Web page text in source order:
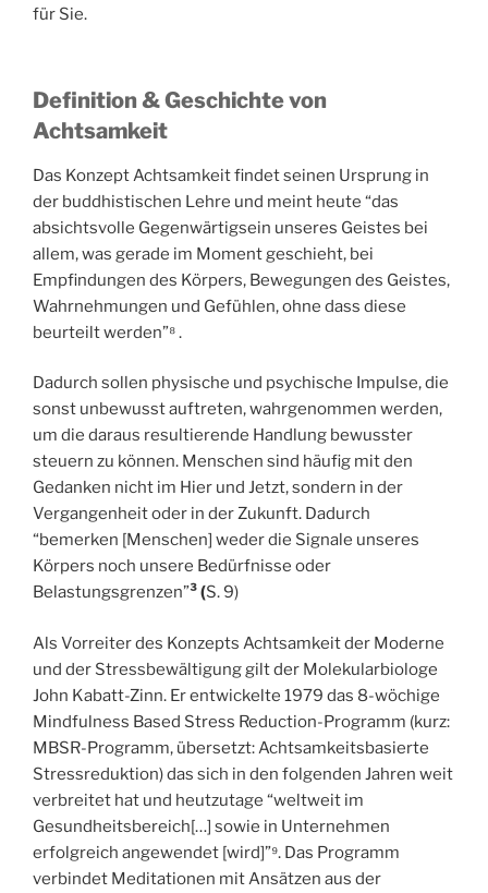
für Sie.
Definition & Geschichtevon
Achtsamkeit
Das Konzept Achtsamkeit findet seinen Ursprung in
der buddhistischen Lehre und meint heute “das
absichtsvolle Gegenwärtigsein unseres Geistes bei
allem, was gerade im Moment geschieht, bei
Empfindungen des Körpers, Bewegungen des Geistes,
Wahrnehmungen und Gefühlen, ohne dass diese
beurteilt werden”⁸ .
Dadurch sollen physische und psychische Impulse, die
sonst unbewusst auftreten, wahrgenommen werden,
um die daraus resultierende Handlung bewusster
steuern zu können. Menschen sind häufig mit den
Gedanken nicht im Hier und Jetzt, sondern in der
Vergangenheit oder in der Zukunft. Dadurch
“bemerken [Menschen] weder die Signale unseres
Körpers noch unsere Bedürfnisse oder
Belastungsgrenzen”³ (S. 9)
Als Vorreiter des Konzepts Achtsamkeit der Moderne
und der Stressbewältigung gilt der Molekularbiologe
John Kabatt-Zinn. Er entwickelte 1979 das 8-wöchige
Mindfulness Based Stress Reduction-Programm (kurz:
MBSR-Programm, übersetzt: Achtsamkeitsbasierte
Stressreduktion) das sich in den folgenden Jahren weit
verbreitet hat und heutzutage “weltweit im
Gesundheitsbereich[…] sowie in Unternehmen
erfolgreich angewendet [wird]”⁹. Das Programm
verbindet Meditationen mit Ansätzen aus der